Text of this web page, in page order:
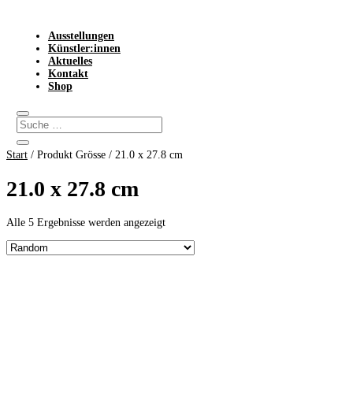
Ausstellungen
Künstler:innen
Aktuelles
Kontakt
Shop
Start / Produkt Grösse / 21.0 x 27.8 cm
21.0 x 27.8 cm
Alle 5 Ergebnisse werden angezeigt